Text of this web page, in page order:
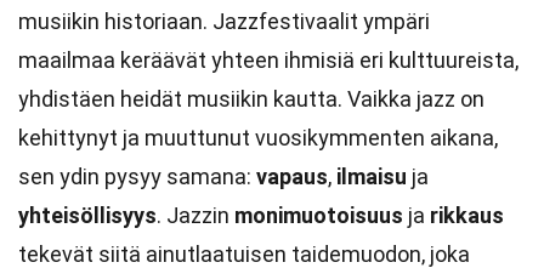
musiikin historiaan. Jazzfestivaalit ympäri
maailmaa keräävät yhteen ihmisiä eri kulttuureista,
yhdistäen heidät musiikin kautta. Vaikka jazz on
kehittynyt ja muuttunut vuosikymmenten aikana,
sen ydin pysyy samana: vapaus, ilmaisu ja
yhteisöllisyys. Jazzin monimuotoisuus ja rikkaus
tekevät siitä ainutlaatuisen taidemuodon, joka